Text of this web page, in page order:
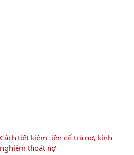
Cách tiết kiệm tiền để trả nợ, kinh
nghiệm thoát nợ